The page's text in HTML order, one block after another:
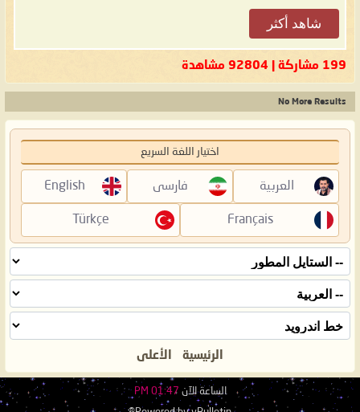
شاهد أكثر
199 مشاركة | 92804 مشاهدة
No More Results
اختيار اللغة السريع
العربية فارسی English
Français
Türkçe
الرئيسية الأعلى
الساعة الآن 01:47 PM